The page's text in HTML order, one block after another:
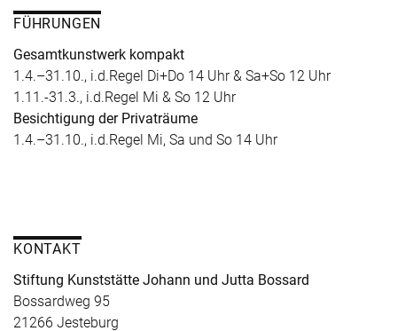
FÜHRUNGEN
Gesamtkunstwerk kompakt
1.4.–31.10., i.d.Regel Di+Do 14 Uhr & Sa+So 12 Uhr
1.11.-31.3., i.d.Regel Mi & So 12 Uhr
Besichtigung der Privaträume
1.4.–31.10., i.d.Regel Mi, Sa und So 14 Uhr
KONTAKT
Stiftung Kunststätte Johann und Jutta Bossard
Bossardweg 95
21266 Jesteburg